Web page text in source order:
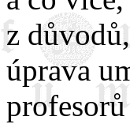
z
úprava